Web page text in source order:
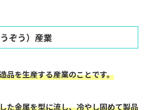
ぞう）産業
品を生産する産業のことです。
た金属を型に流し、冷やし固めて製品